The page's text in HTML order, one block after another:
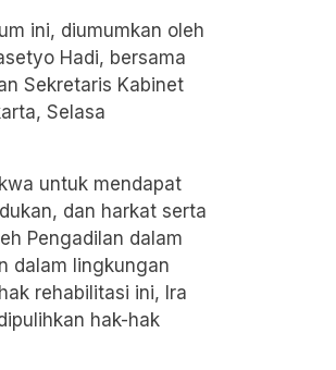
ini, diumumkan oleh
Hadi, bersama
Sekretaris Kabinet
Selasa
untuk mendapat
dan harkat serta
Pengadilan dalam
dalam lingkungan
rehabilitasi ini, Ira
hak-hak